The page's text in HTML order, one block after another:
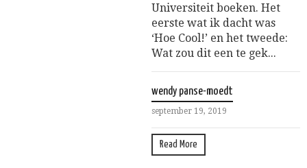
Universiteit boeken. Het
eerste wat ik dacht was
‘Hoe Cool!’ en het tweede:
Wat zou dit een te gek...
wendy panse-moedt
september 19, 2019
Read More